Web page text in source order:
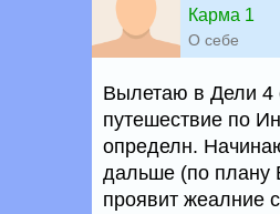
Карма 1
О себе
Вылетаю в Дели 4
путешествие по
определн.
дальше (по плану
проявит жеалние